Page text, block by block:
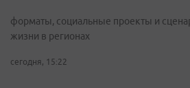
форматы, социальные проекты и
жизни в регионах
сегодня, 15:22